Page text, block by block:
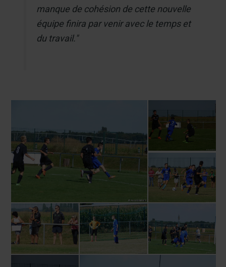
manque de cohésion de cette nouvelle
équipe finira par venir avec le temps et
du travail."